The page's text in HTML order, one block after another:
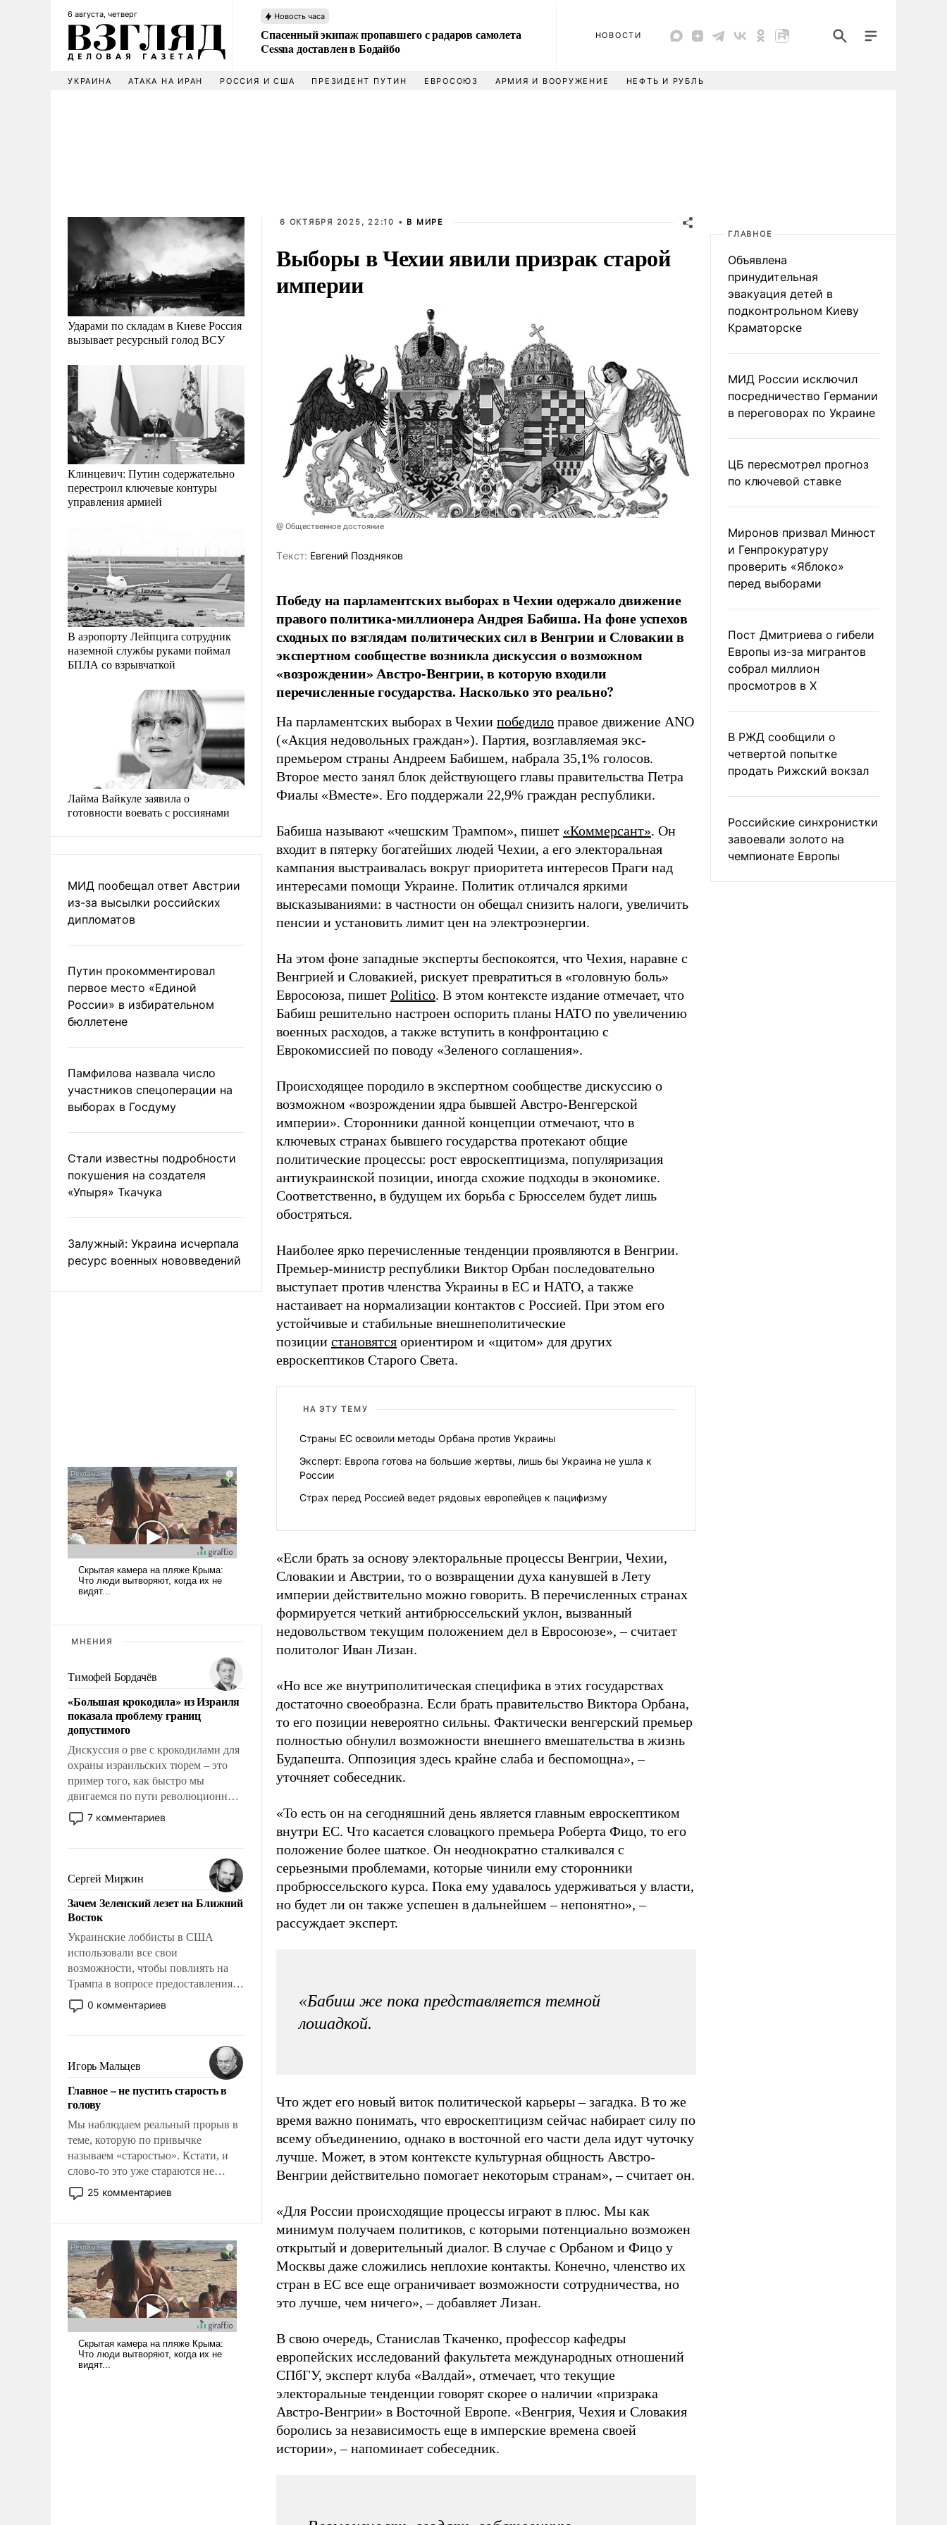
6 августа, четверг Новость часа
Спасенный экипаж пропавшего с радаров самолета
Cessna доставлен в Бодайбо
НОВОСТИ
УКРАИНА АТАКА НА ИРАН РОССИЯ И США ПРЕЗИДЕНТ ПУТИН ЕВРОСОЮЗ АРМИЯ И ВООРУЖЕНИЕ НЕФТЬ И РУБЛЬ
Ударами по складам в Киеве Россия
вызывает ресурсный голод ВСУ
Клинцевич: Путин содержательно
перестроил ключевые контуры
управления армией
В аэропорту Лейпцига сотрудник
наземной службы руками поймал
БПЛА со взрывчаткой
Лайма Вайкуле заявила о
готовности воевать с россиянами
МИД пообещал ответ Австрии
из-за высылки российских
дипломатов
Путин прокомментировал
первое место «Единой
России» в избирательном
бюллетене
Памфилова назвала число
участников спецоперации на
выборах в Госдуму
Стали известны подробности
покушения на создателя
«Упыря» Ткачука
Залужный: Украина исчерпала
ресурс военных нововведений
МНЕНИЯ
Тимофей Бордачёв
«Большая крокодила» из Израиля
показала проблему границ
допустимого
Дискуссия о рве с крокодилами для
охраны израильских тюрем – это
пример того, как быстро мы
двигаемся по пути революционных
изменений. То, что несколько лет
назад было образом для
7 комментариев
Сергей Миркин
Зачем Зеленский лезет на Ближний
Восток
Украинские лоббисты в США
использовали все свои
возможности, чтобы повлиять на
Трампа в вопросе предоставления
вооружений своим нанимателям.
Вероятно, кому-то из тех, кто
продемонстрировать, что Украина
вступила в вооруженное
противостояние с Ираном.
0 комментариев
Игорь Мальцев
Главное – не пустить старость в
голову
Мы наблюдаем реальный прорыв в
теме, которую по привычке
называем «старостью». Кстати, и
слово-то это уже стараются не
использовать – так же, как «бабка»,
«дед», – хотя бы в образованной
25 комментариев
6 ОКТЯБРЯ 2025, 22:10 • В МИРЕ
Выборы в Чехии явили призрак старой
империи
@ Общественное достояние
Tекст: Евгений Поздняков
Победу на парламентских выборах в Чехии одержало движение
правого политика-миллионера Андрея Бабиша. На фоне успехов
сходных по взглядам политических сил в Венгрии и Словакии в
экспертном сообществе возникла дискуссия о возможном
«возрождении» Австро-Венгрии, в которую входили
перечисленные государства. Насколько это реально?
На парламентских выборах в Чехии победило правое движение ANO
(«Акция недовольных граждан»). Партия, возглавляемая экс-
премьером страны Андреем Бабишем, набрала 35,1% голосов.
Второе место занял блок действующего главы правительства Петра
Фиалы «Вместе». Его поддержали 22,9% граждан республики.
Бабиша называют «чешским Трампом», пишет «Коммерсант». Он
входит в пятерку богатейших людей Чехии, а его электоральная
кампания выстраивалась вокруг приоритета интересов Праги над
интересами помощи Украине. Политик отличался яркими
высказываниями: в частности он обещал снизить налоги, увеличить
пенсии и установить лимит цен на электроэнергии.
На этом фоне западные эксперты беспокоятся, что Чехия, наравне с
Венгрией и Словакией, рискует превратиться в «головную боль»
Евросоюза, пишет Politico. В этом контексте издание отмечает, что
Бабиш решительно настроен оспорить планы НАТО по увеличению
военных расходов, а также вступить в конфронтацию с
Еврокомиссией по поводу «Зеленого соглашения».
Происходящее породило в экспертном сообществе дискуссию о
возможном «возрождении ядра бывшей Австро-Венгерской
империи». Сторонники данной концепции отмечают, что в
ключевых странах бывшего государства протекают общие
политические процессы: рост евроскептицизма, популяризация
антиукраинской позиции, иногда схожие подходы в экономике.
Соответственно, в будущем их борьба с Брюсселем будет лишь
обостряться.
Наиболее ярко перечисленные тенденции проявляются в Венгрии.
Премьер-министр республики Виктор Орбан последовательно
выступает против членства Украины в ЕС и НАТО, а также
настаивает на нормализации контактов с Россией. При этом его
устойчивые и стабильные внешнеполитические
позиции становятся ориентиром и «щитом» для других
евроскептиков Старого Света.
НА ЭТУ ТЕМУ
Страны ЕС освоили методы Орбана против Украины
Эксперт: Европа готова на большие жертвы, лишь бы Украина не ушла к
России
Страх перед Россией ведет рядовых европейцев к пацифизму
«Если брать за основу электоральные процессы Венгрии, Чехии,
Словакии и Австрии, то о возвращении духа канувшей в Лету
империи действительно можно говорить. В перечисленных странах
формируется четкий антибрюссельский уклон, вызванный
недовольством текущим положением дел в Евросоюзе», – считает
политолог Иван Лизан.
«Но все же внутриполитическая специфика в этих государствах
достаточно своеобразна. Если брать правительство Виктора Орбана,
то его позиции невероятно сильны. Фактически венгерский премьер
полностью обнулил возможности внешнего вмешательства в жизнь
Будапешта. Оппозиция здесь крайне слаба и беспомощна», –
уточняет собеседник.
«То есть он на сегодняшний день является главным евроскептиком
внутри ЕС. Что касается словацкого премьера Роберта Фицо, то его
положение более шаткое. Он неоднократно сталкивался с
серьезными проблемами, которые чинили ему сторонники
пробрюссельского курса. Пока ему удавалось удерживаться у власти,
но будет ли он также успешен в дальнейшем – непонятно», –
рассуждает эксперт.
«Бабиш же пока представляется темной
лошадкой.
Что ждет его новый виток политической карьеры – загадка. В то же
время важно понимать, что евроскептицизм сейчас набирает силу по
всему объединению, однако в восточной его части дела идут чуточку
лучше. Может, в этом контексте культурная общность Австро-
Венгрии действительно помогает некоторым странам», – считает он.
«Для России происходящие процессы играют в плюс. Мы как
минимум получаем политиков, с которыми потенциально возможен
открытый и доверительный диалог. В случае с Орбаном и Фицо у
Москвы даже сложились неплохие контакты. Конечно, членство их
стран в ЕС все еще ограничивает возможности сотрудничества, но
это лучше, чем ничего», – добавляет Лизан.
В свою очередь, Станислав Ткаченко, профессор кафедры
европейских исследований факультета международных отношений
СПбГУ, эксперт клуба «Валдай», отмечает, что текущие
электоральные тенденции говорят скорее о наличии «призрака
Австро-Венгрии» в Восточной Европе. «Венгрия, Чехия и Словакия
боролись за независимость еще в имперские времена своей
истории», – напоминает собеседник.
ГЛАВНОЕ
Объявлена
принудительная
эвакуация детей в
подконтрольном Киеву
Краматорске
МИД России исключил
посредничество Германии
в переговорах по Украине
ЦБ пересмотрел прогноз
по ключевой ставке
Миронов призвал Минюст
и Генпрокуратуру
проверить «Яблоко»
перед выборами
Пост Дмитриева о гибели
Европы из-за мигрантов
собрал миллион
просмотров в X
В РЖД сообщили о
четвертой попытке
продать Рижский вокзал
Российские синхронистки
завоевали золото на
чемпионате Европы